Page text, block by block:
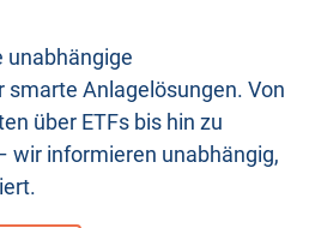
unabhängige
Anlagelösungen. Von
über ETFs bis hin zu
wir informieren unabhängig,